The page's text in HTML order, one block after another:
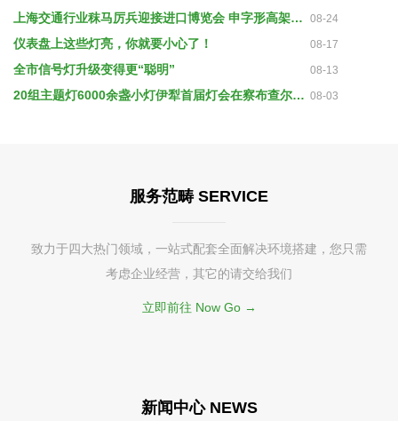
上海交通行业秣马厉兵迎接进口博览会 申字形高架预计9月底全彩灯亮灯 08-24
仪表盘上这些灯亮，你就要小心了！ 08-17
全市信号灯升级变得更“聪明” 08-13
20组主题灯6000余盏小灯伊犁首届灯会在察布查尔县开幕 08-03
服务范畴 SERVICE
致力于四大热门领域，一站式配套全面解决环境搭建，您只需
考虑企业经营，其它的请交给我们
立即前往 Now Go →
新闻中心 NEWS